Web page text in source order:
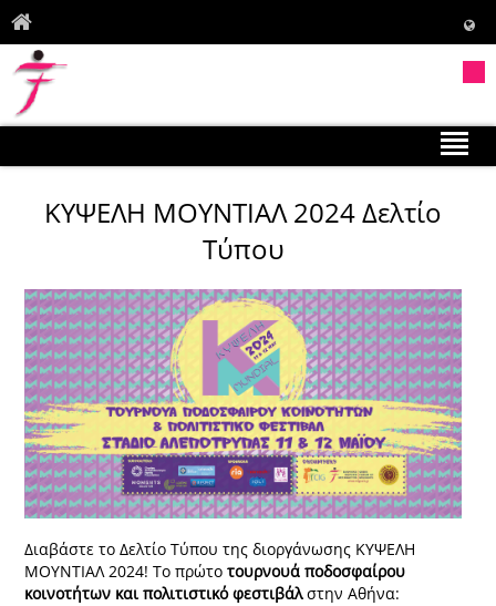
ΚΥΨΕΛΗ ΜΟΥΝΤΙΑΛ 2024 Δελτίο
Τύπου
Διαβάστε το Δελτίο Τύπου της διοργάνωσης ΚΥΨΕΛΗ
ΜΟΥΝΤΙΑΛ 2024! Το πρώτο τουρνουά ποδοσφαίρου
κοινοτήτων και πολιτιστικό φεστιβάλστην Αθήνα: